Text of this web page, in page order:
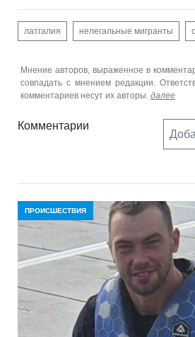
латгалия нелегальные мигранты
Мнение авторов, выраженное в
совпадать с мнением редакции.
комментариев несут их авторы. далее
Комментарии
ПРОИСШЕСТВИЯ